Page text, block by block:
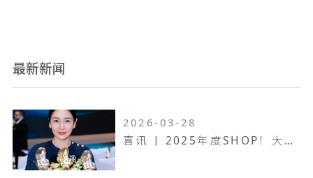
最新新闻
2026-03-28
喜讯 | 2025年度SHOP！大奖赛，万维设计斩获一金两银！